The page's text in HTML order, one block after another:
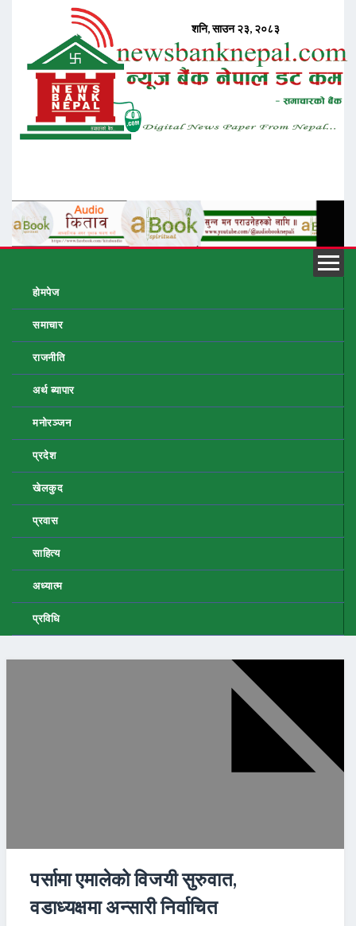
होमपेज
समाचार
राजनीति
अर्थ ब्यापार
मनोरञ्जन
प्रदेश
खेलकुद
प्रवास
साहित्य
अध्यात्म
प्रविधि
पर्सामा एमालेको विजयी सुरुवात,
वडाध्यक्षमा अन्सारी निर्वाचित